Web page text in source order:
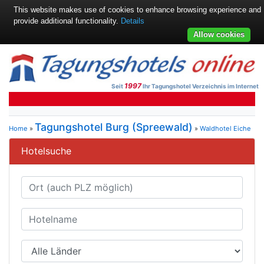
Seit 1997Ihr Tagungshotel Verzeichnis im Internet
Home » Tagungshotel Burg (Spreewald) » Waldhotel Eiche
Hotelsuche
This website makes use of cookies to enhance browsing experience and
provide additional functionality. Details
Allow cookies